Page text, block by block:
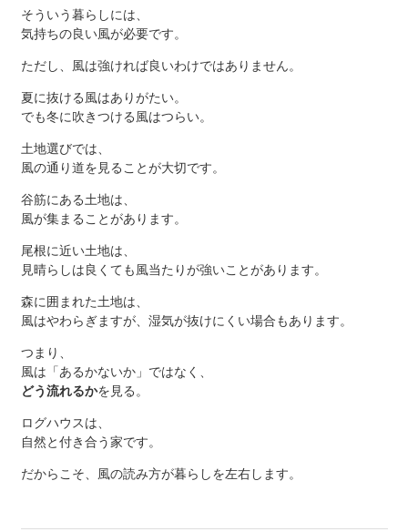
そういう暮らしには、
気持ちの良い風が必要です。
ただし、風は強ければ良いわけではありません。
夏に抜ける風はありがたい。
でも冬に吹きつける風はつらい。
土地選びでは、
風の通り道を見ることが大切です。
谷筋にある土地は、
風が集まることがあります。
尾根に近い土地は、
見晴らしは良くても風当たりが強いことがあります。
森に囲まれた土地は、
風はやわらぎますが、湿気が抜けにくい場合もあります。
つまり、
風は「あるかないか」ではなく、
どう流れるかを見る。
ログハウスは、
自然と付き合う家です。
だからこそ、風の読み方が暮らしを左右します。